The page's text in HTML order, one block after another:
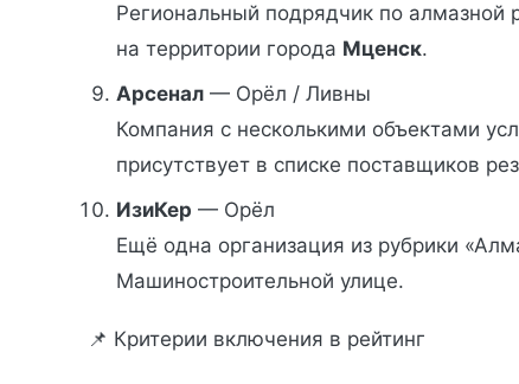
Региональный подрядчик по алмазной
на территории города Мценск.
Арсенал — Орёл / Ливны
Компания с несколькими объектами
присутствует в списке поставщиков
ИзиКер — Орёл
Ещё одна организация из рубрики
Машиностроительной улице.
📌 Критерии включения в рейтинг